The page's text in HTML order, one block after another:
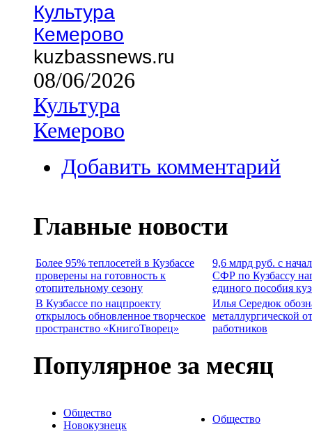
Культура
Кемерово
kuzbassnews.ru
08/06/2026
Культура
Кемерово
Добавить комментарий
Главные новости
Более 95% теплосетей в Кузбассе
проверены на готовность к
отопительному сезону
9,6 млрд руб. с
СФР по Кузбассу
единого пособия
В Кузбассе по нацпроекту
открылось обновленное творческое
пространство «КнигоТворец»
Илья Середюк
металлургической
работников
Популярное за месяц
Общество
Новокузнецк
Общество